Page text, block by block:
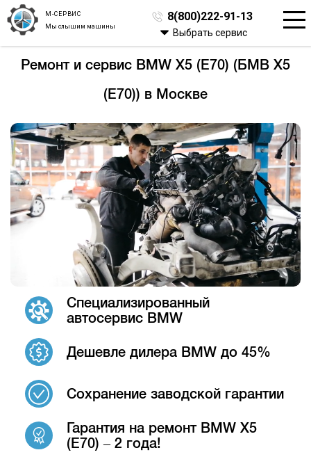
М-СЕРВИС
Мы слышим машины
8(800)222-91-13
Выбрать сервис
Ремонт и сервис BMW X5 (E70) (БМВ Х5
(Е70)) в Москве
Специализированный
автосервис BMW
Дешевле дилера BMW до 45%
Сохранение заводской гарантии
Гарантия на ремонт BMW X5
(E70) – 2 года!